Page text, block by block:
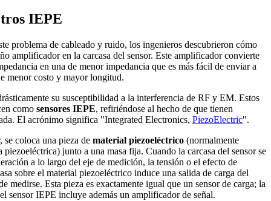
IEPE
problema de cableado y ruido, los ingenieros descubrieron cómo
amplificador en la carcasa del sensor. Este amplificador convierte
en una de menor impedancia que es más fácil de enviar a
menor costo y mayor longitud.
su susceptibilidad a la interferencia de RF y EM. Estos
como sensores IEPE, refiriéndose al hecho de que tienen
El acrónimo significa "Integrated Electronics, PiezoElectric".
se coloca una pieza de material piezoeléctrico (normalmente
piezoeléctrica) junto a una masa fija. Cuando la carcasa del sensor se
a lo largo del eje de medición, la tensión o el efecto de
sobre el material piezoeléctrico induce una salida de carga del
medirse. Esta pieza es exactamente igual que un sensor de carga; la
sensor IEPE incluye además un amplificador de señal.